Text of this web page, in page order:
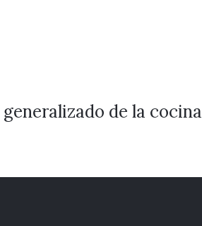
generalizado de la cocina